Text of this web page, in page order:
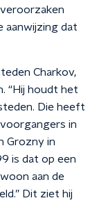
aanwijzing dat
Charkov,
“Hij houdt het
Die heeft
in
Grozny in
is dat op een
aan de
Dit ziet hij